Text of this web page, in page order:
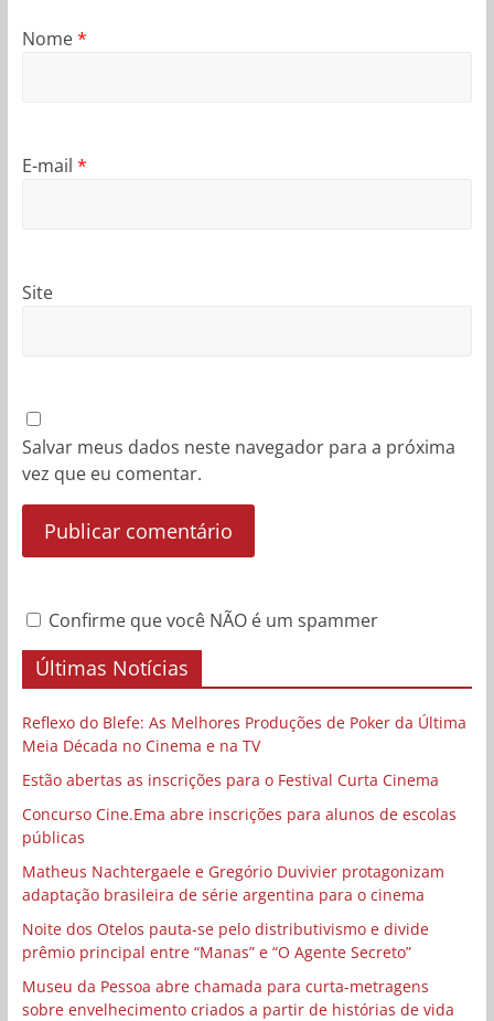
Nome*
E-mail *
Site
Salvar meus dados neste navegador para a próxima
vez que eu comentar.
Confirme que você NÃO é um spammer
Últimas Notícias
Reflexo do Blefe: As Melhores Produções de Poker da Última
Meia Década no Cinema e na TV
Estão abertas as inscrições para o Festival Curta Cinema
Concurso Cine.Ema abre inscrições para alunos de escolas
públicas
Matheus Nachtergaele e Gregório Duvivier protagonizam
adaptação brasileira de série argentina para o cinema
Noite dos Otelos pauta-se pelo distributivismo e divide
prêmio principal entre “Manas” e “O Agente Secreto”
Museu da Pessoa abre chamada para curta-metragens
sobre envelhecimento criados a partir de histórias de vida